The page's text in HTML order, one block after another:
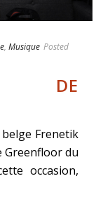
, Musique Posted
DE
Frenetik
Greenfloor du
occasion,